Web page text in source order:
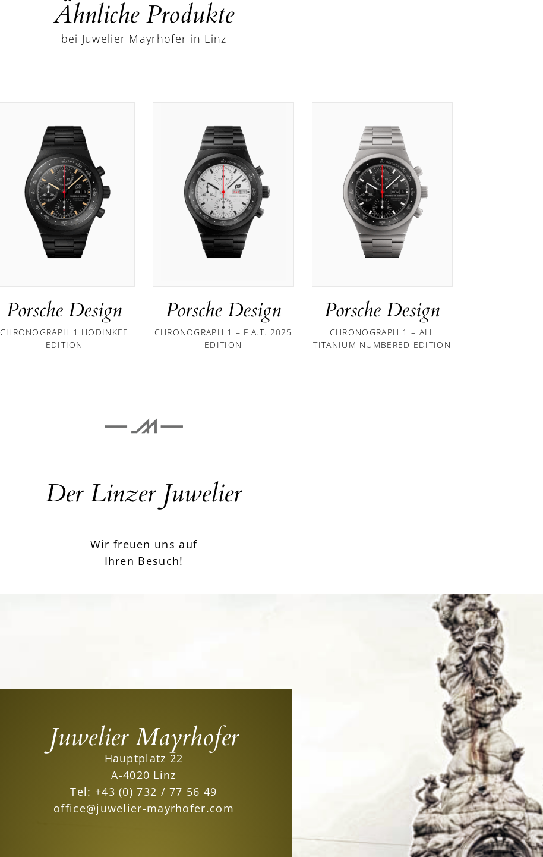
Ähnliche Produkte
bei Juwelier Mayrhofer in Linz
Porsche Design
CHRONOGRAPH 1 HODINKEE
EDITION
Porsche Design
CHRONOGRAPH 1 – F.A.T. 2025
EDITION
Porsche Design
CHRONOGRAPH 1 – ALL
TITANIUM NUMBERED EDITION
Der Linzer Juwelier
Wir freuen uns auf
Ihren Besuch!
Juwelier Mayrhofer
Hauptplatz 22
A-4020 Linz
Tel: +43 (0) 732 / 77 56 49
office@juwelier-mayrhofer.com